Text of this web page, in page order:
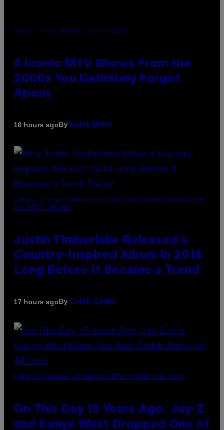
PHOTO: PETER KRAMER / GETTY IMAGES
4 Iconic MTV Shows From the
2000s You Definitely Forgot
About
16 hours agoBy Haley Miller
(PHOTO BY CHRISTOPHER POLK/NBCU PHOTO BANK/NBCUNIVERSAL
VIA GETTY IMAGES)
Justin Timberlake Released a
Country-Inspired Album in 2018
Long Before It Became a Trend
17 hours agoBy Caleb Catlin
(PHOTO BY DANIEL BOCZARSKI/GETTY IMAGES FOR VEVO)
On This Day 15 Years Ago, Jay-Z
and Kanye West Dropped One of